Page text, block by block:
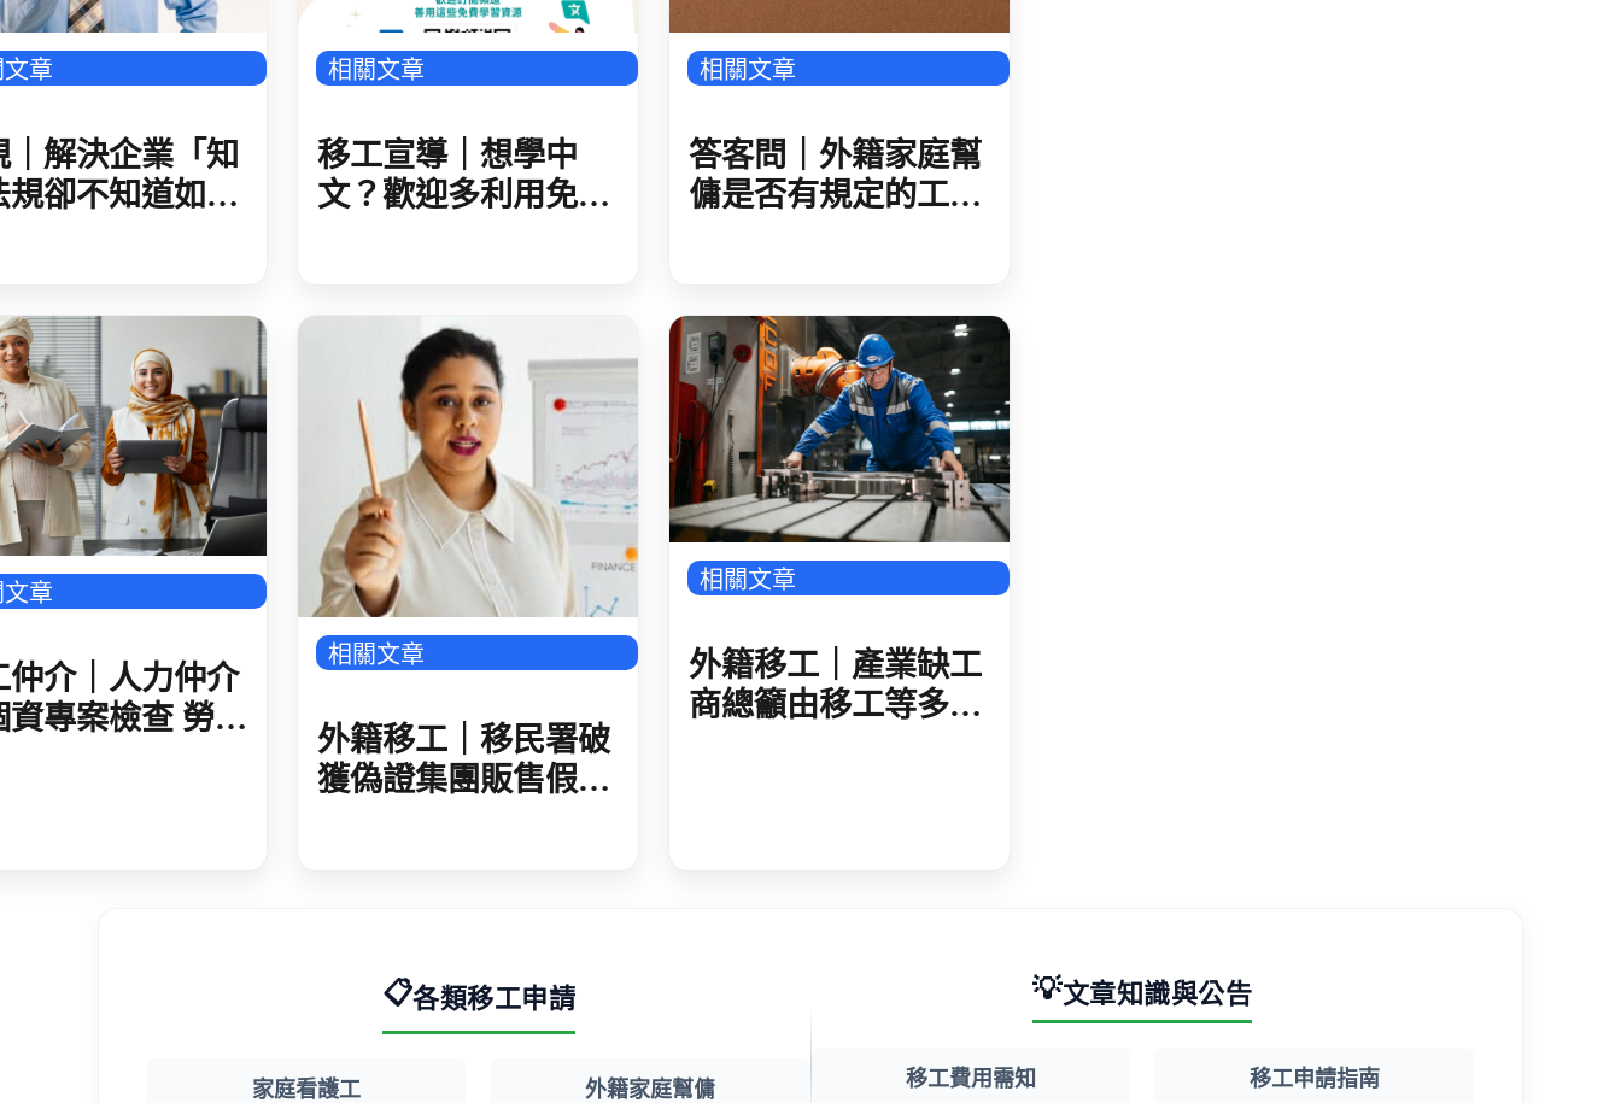
章
｜解決企業「知
規卻不知道如何
施
相關文章
移工宣導｜想學中
文？歡迎多利用免費
相關文章
答客問｜外籍家庭幫
傭是否有規定的工作
假的規定為何?
章
仲介｜人力仲介
資專案檢查 勞動
相關文章
外籍移工｜移民署破
獲偽證集團販售假居
相關文章
外籍移工｜產業缺工
商總籲由移工等多方
📋各類移工申請
家庭看護工 外籍家庭幫傭
💡文章知識與公告
移工費用需知 移工申請指南